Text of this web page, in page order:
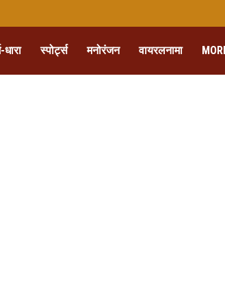
धारा स्पोर्ट्स मनोरंजन वायरलनामा